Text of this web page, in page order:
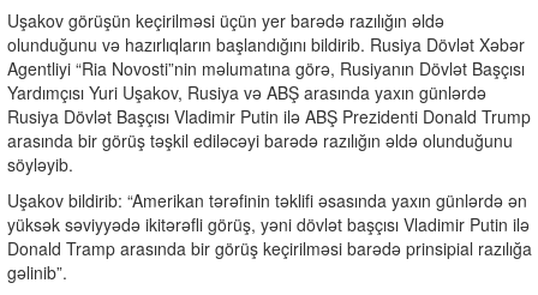
Uşakov görüşün keçirilməsi üçün yer barədə razılığın əldə
olunduğunu və hazırlıqların başlandığını bildirib. Rusiya Dövlət Xəbər
Agentliyi “Ria Novosti”nin məlumatına görə, Rusiyanın Dövlət Başçısı
Yardımçısı Yuri Uşakov, Rusiya və ABŞ arasında yaxın günlərdə
Rusiya Dövlət Başçısı Vladimir Putin ilə ABŞ Prezidenti Donald Trump
arasında bir görüş təşkil ediləcəyi barədə razılığın əldə olunduğunu
söyləyib.
Uşakov bildirib: “Amerikan tərəfinin təklifi əsasında yaxın günlərdə ən
yüksək səviyyədə ikitərəfli görüş, yəni dövlət başçısı Vladimir Putin ilə
Donald Tramp arasında bir görüş keçirilməsi barədə prinsipial razılığa
gəlinib”.